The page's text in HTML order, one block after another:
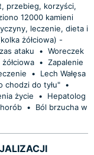
przebieg, korzyści,
12000 kamieni
leczenie, dieta i
żółciowa) -
ataku
• Woreczek
• Zapalenie
•
Lech Wałęsa
chodzi do tyłu" •
życie
•
Hepatolog
•
Ból brzucha w